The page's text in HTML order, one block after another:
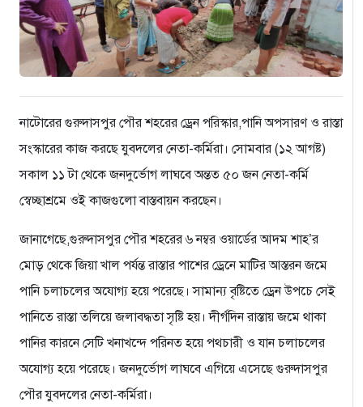
নাটোরের গুরুদাসপুর পৌর শহরের ড্রেন পরিস্কার,পানি অপসারণ ও রাস্তা
সংস্কারের কাজ করছে যুবদলের নেতা-কর্মিরা। সোমবার (১২ আগষ্ট)
সকাল ১১ টা থেকে জনদুর্ভোগ লাঘবে অন্তত ৫০ জন নেতা-কর্মি
স্বেচ্ছাশ্রমে ওই কাজগুলো বাস্তবায়ন করছেন।
জানাগেছে,গুরুদাসপুর পৌর শহরের ৬ নম্বর ওয়ার্ডের আদম শাহ’র
মোড় থেকে জিয়া খাল পর্যন্ত রাস্তার পাশের ড্রেনে মাটির আস্তরন জমে
পানি চলাচলের অযোগ্য হয়ে পরেছে। সামান্য বৃষ্টিতে ড্রেন উপচে সেই
পানিতে রাস্তা তলিয়ে জলাবদ্ধতা সৃষ্টি হয়। দীর্গদিন রাস্তায় জমে থাকা
পানির কারনে সেটি খনাখন্দে পরিনত হয়ে পথচারী ও যান চলাচলের
অযোগ্য হয়ে পরেছে। জনদুর্ভোগ লাঘবে এগিয়ে এসেছে গুরুদাসপুর
পৌর যুবদলের নেতা-কর্মিরা।